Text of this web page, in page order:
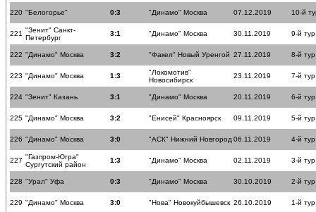
220 "Белогорье" 0:3 "Динамо" Москва 07.12.2019 10-й
221 "Зенит" Санкт-
Петербург
3:1 "Динамо" Москва 30.11.2019 9-й тур
222 "Динамо" Москва 3:2 "Факел" Новый Уренгой 27.11.2019 8-й тур
223 "Динамо" Москва 1:3
"Локомотив"
Новосибирск
23.11.2019 7-й тур
224 "Зенит" Казань 3:1 "Динамо" Москва 20.11.2019 6-й тур
225 "Динамо" Москва 3:2 "Енисей" Красноярск 09.11.2019 5-й тур
226 "Динамо" Москва 3:0 "АСК" Нижний Новгород 06.11.2019 4-й тур
227 "Газпром-Югра"
Сургутский район
1:3 "Динамо" Москва 02.11.2019 3-й тур
228 "Урал" Уфа 0:3 "Динамо" Москва 30.10.2019 2-й тур
229 "Динамо" Москва 3:0 "Нова" Новокуйбышевск 26.10.2019 1-й тур